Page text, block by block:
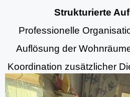
Strukturierte
Professionelle
Auflösung der
Koordination zusätzlicher
Aufräumung,